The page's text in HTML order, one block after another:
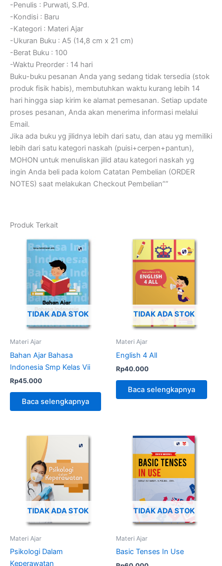
-Penulis : Purwati, S.Pd.
-Kondisi : Baru
-Kategori : Materi Ajar
-Ukuran Buku : A5 (14,8 cm x 21 cm)
-Berat Buku : 100
-Waktu Preorder : 14 hari
Buku-buku pesanan Anda yang sedang tidak tersedia (stok
produk fisik habis), membutuhkan waktu kurang lebih 14
hari hingga siap kirim ke alamat pemesanan. Setiap update
proses pesanan, Anda akan menerima informasi melalui
Email.
Jika ada buku yg jilidnya lebih dari satu, dan atau yg memiliki
lebih dari satu kategori naskah (puisi+cerpen+pantun),
MOHON untuk menuliskan jilid atau kategori naskah yg
ingin Anda beli pada kolom Catatan Pembelian (ORDER
NOTES) saat melakukan Checkout Pembelian””
Produk Terkait
TIDAK ADA STOK
Materi Ajar
Bahan Ajar Bahasa
Indonesia Smp Kelas Vii
Rp45.000
Baca selengkapnya
TIDAK ADA STOK
Materi Ajar
English 4 All
Rp40.000
Baca selengkapnya
TIDAK ADA STOK
Materi Ajar
Psikologi Dalam
Keperawatan
TIDAK ADA STOK
Materi Ajar
Basic Tenses In Use